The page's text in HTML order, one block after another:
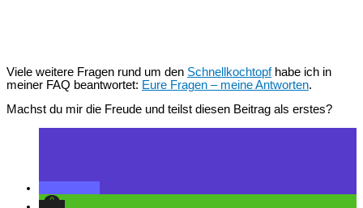
Viele weitere Fragen rund um den Schnellkochtopfhabe ich in
meiner FAQ beantwortet: Eure Fragen – meine Antworten.
Machst du mir die Freude und teilst diesen Beitrag als erstes?